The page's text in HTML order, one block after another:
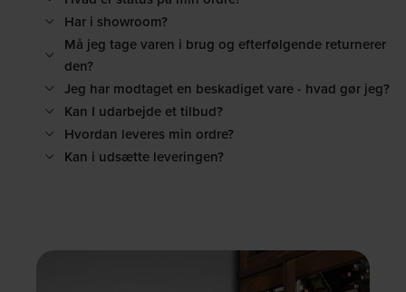
Har i showroom?
Må jeg tage varen i brug og efterfølgende returnerer
den?
Jeg har modtaget en beskadiget vare - hvad gør jeg?
Kan I udarbejde et tilbud?
Hvordan leveres min ordre?
Kan i udsætte leveringen?